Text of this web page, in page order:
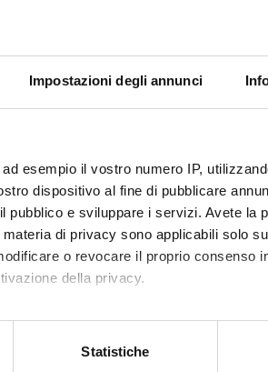
Impostazioni degli annunci
esempio il vostro numero IP,
dispositivo al fine di pubblicare
e sviluppare i servizi. Avete la
di privacy sono applicabili solo
o revocare il proprio consenso
della privacy.
con un'approssimazione di qualche
Statistiche
attraverso la riflessione storica e
con Leganto, strumento che il
in programma d'esame in modo